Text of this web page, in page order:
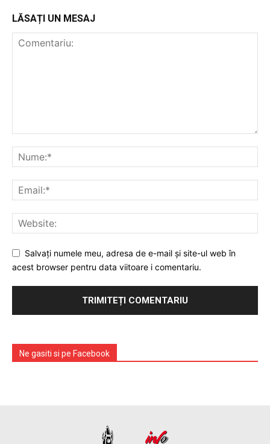
LĂSAȚI UN MESAJ
Salvați numele meu, adresa de e-mail și site-ul web în
acest browser pentru data viitoare i comentariu.
Ne gasiti si pe Facebook